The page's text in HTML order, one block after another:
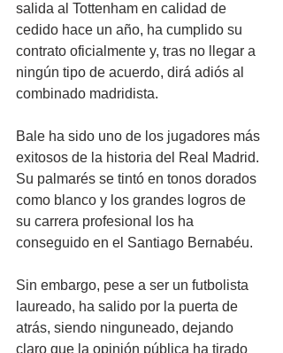
salida al Tottenham en calidad de
cedido hace un año, ha cumplido su
contrato oficialmente y, tras no llegar a
ningún tipo de acuerdo, dirá adiós al
combinado madridista.
Bale ha sido uno de los jugadores más
exitosos de la historia del Real Madrid.
Su palmarés se tintó en tonos dorados
como blanco y los grandes logros de
su carrera profesional los ha
conseguido en el Santiago Bernabéu.
Sin embargo, pese a ser un futbolista
laureado, ha salido por la puerta de
atrás, siendo ninguneado, dejando
claro que la opinión pública ha tirado